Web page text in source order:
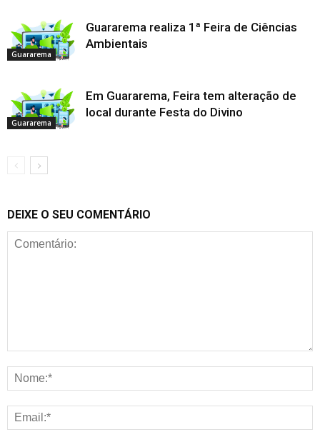
Guararema
Guararema realiza 1ª Feira de Ciências
Ambientais
Guararema
Em Guararema, Feira tem alteração de
local durante Festa do Divino
DEIXE O SEU COMENTÁRIO